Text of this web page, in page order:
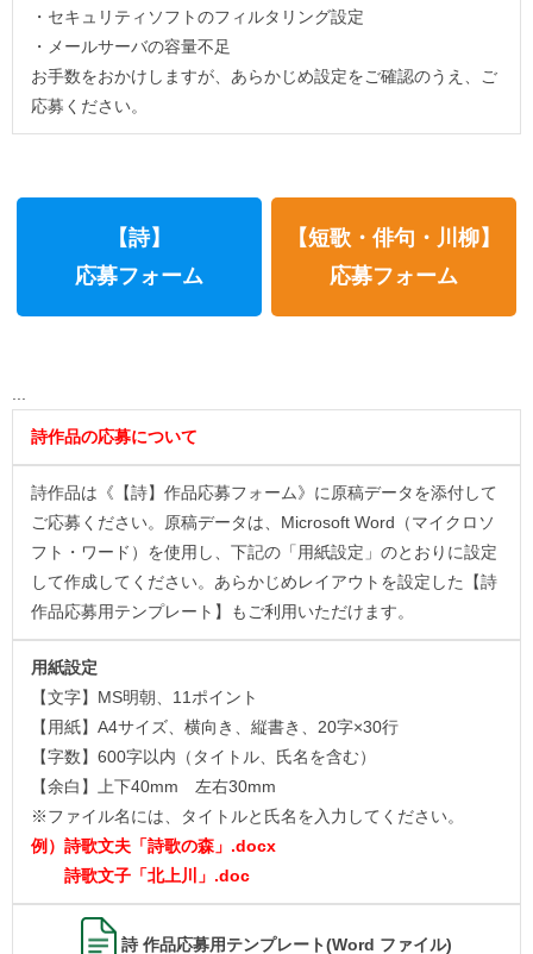
・セキュリティソフトのフィルタリング設定
・メールサーバの容量不足
お手数をおかけしますが、あらかじめ設定をご確認のうえ、ご
応募ください。
【詩】
応募フォーム
【短歌・俳句・川柳】
応募フォーム
詩作品の応募について
詩作品は《【詩】作品応募フォーム》に原稿データを添付して
ご応募ください。原稿データは、Microsoft Word（マイクロソ
フト・ワード）を使用し、下記の「用紙設定」のとおりに設定
して作成してください。あらかじめレイアウトを設定した【詩
作品応募用テンプレート】もご利用いただけます。
用紙設定
【文字】MS明朝、11ポイント
【用紙】A4サイズ、横向き、縦書き、20字×30行
【字数】600字以内（タイトル、氏名を含む）
【余白】上下40mm 左右30mm
※ファイル名には、タイトルと氏名を入力してください。
例）詩歌文夫「詩歌の森」.docx
詩歌文子「北上川」.doc
詩 作品応募用テンプレート(Word ファイル)